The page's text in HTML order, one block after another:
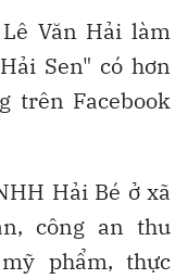
Văn Hải làm
Sen" có hơn
trên Facebook
Hải Bé ở xã
công an thu
phẩm, thực